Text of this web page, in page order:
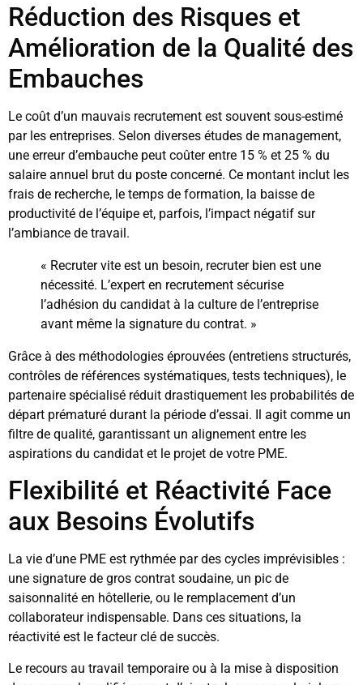
Réduction des Risques et
Amélioration de la Qualité des
Embauches
Le coût d’un mauvais recrutement est souvent sous-estimé
par les entreprises. Selon diverses études de management,
une erreur d’embauche peut coûter entre 15 % et 25 % du
salaire annuel brut du poste concerné. Ce montant inclut les
frais de recherche, le temps de formation, la baisse de
productivité de l’équipe et, parfois, l’impact négatif sur
l’ambiance de travail.
« Recruter vite est un besoin, recruter bien est une
nécessité. L’expert en recrutement sécurise
l’adhésion du candidat à la culture de l’entreprise
avant même la signature du contrat. »
Grâce à des méthodologies éprouvées (entretiens structurés,
contrôles de références systématiques, tests techniques), le
partenaire spécialisé réduit drastiquement les probabilités de
départ prématuré durant la période d’essai. Il agit comme un
filtre de qualité, garantissant un alignement entre les
aspirations du candidat et le projet de votre PME.
Flexibilité et Réactivité Face
aux Besoins Évolutifs
La vie d’une PME est rythmée par des cycles imprévisibles :
une signature de gros contrat soudaine, un pic de
saisonnalité en hôtellerie, ou le remplacement d’un
collaborateur indispensable. Dans ces situations, la
réactivité est le facteur clé de succès.
Le recours au travail temporaire ou à la mise à disposition